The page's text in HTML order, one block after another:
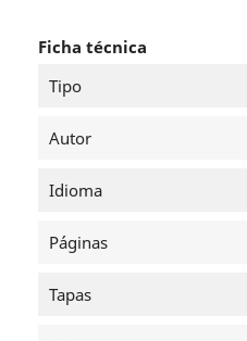
Ficha técnica
Tipo
Autor
Idioma
Páginas
Tapas